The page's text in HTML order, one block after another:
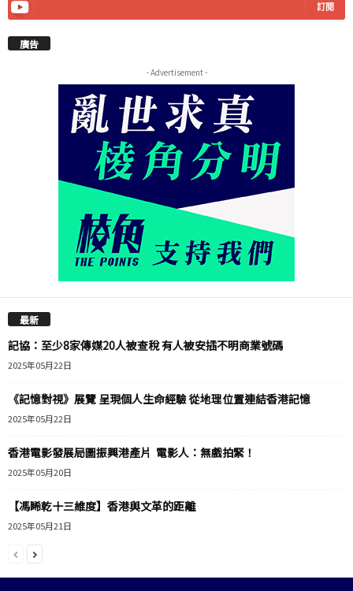
訂閱
廣告
- Advertisement -
最新
記協：至少8家傳媒20人被查稅 有人被安插不明商業號碼
2025年05月22日
《記憶對視》展覽 呈現個人生命經驗 從地理位置連結香港記憶
2025年05月22日
香港電影發展局圖振興港產片 電影人：無戲拍緊！
2025年05月20日
【馮睎乾十三維度】香港與文革的距離
2025年05月21日